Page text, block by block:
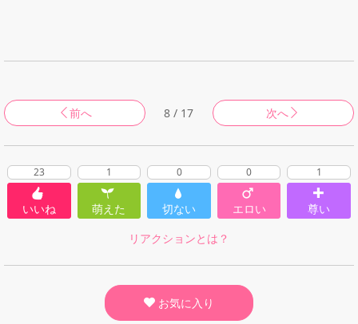
前へ 8 / 17 次へ
23
いいね
1
萌えた
0
切ない
0
エロい
1
尊い
リアクションとは？
お気に入り